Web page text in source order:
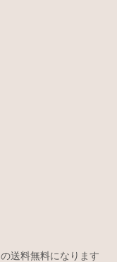
送料無料になります